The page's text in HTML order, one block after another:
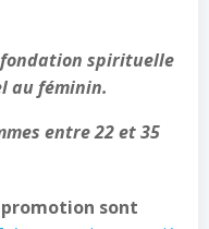
fondation spirituelle
au féminin.
entre 22 et 35
promotion sont